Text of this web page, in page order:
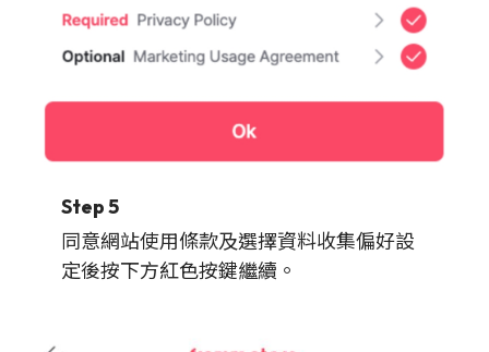
Step 5
同意網站使用條款及選擇資料收集偏好設
定後按下方紅色按鍵繼續。